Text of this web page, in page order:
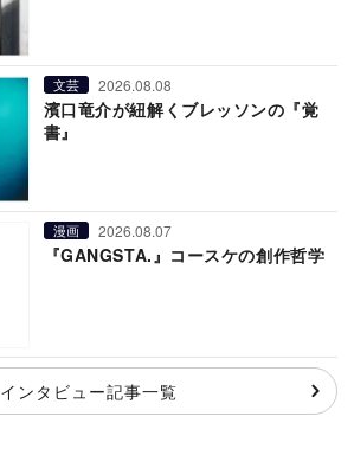
文芸 2026.08.08
濱口竜介が紐解くブレッソンの『覚
書』
漫画 2026.08.07
『GANGSTA.』コースケの創作哲学
インタビュー記事一覧